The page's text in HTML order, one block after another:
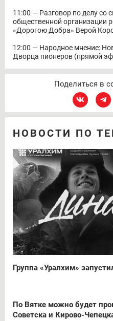
11:00 — Разговор по делу со
общественной организации
«Дорогою Добра» Верой
12:00 — Народное мнение:
Дворца пионеров (прямой
Поделиться в
НОВОСТИ ПО
Группа «Уралхим»
По Вятке можно будет
Советска и Кирово-